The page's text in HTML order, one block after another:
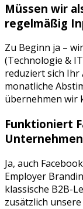
Müssen wir
regelmäßig
Zu Beginn ja –
(Technologie & IT
reduziert sich Ihr
monatliche
übernehmen wir
Funktioniert
Ja, auch
Employer
klassische B2B-
zusätzlich